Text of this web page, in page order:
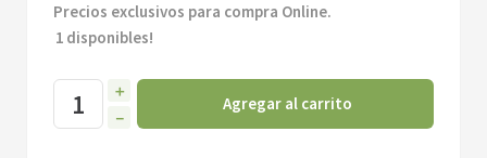
Precios exclusivos para compra Online.
1 disponibles!
＋
－
Agregar al carrito